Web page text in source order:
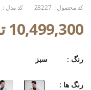
کد محصول : 28227 کد مدل :
10,499,300 تومان
رنگ : سبز
رنگ ها :